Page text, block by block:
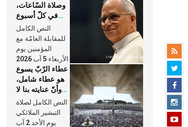
وصلاة السّاعات،
في كلّ أسبوع
وكلّ يوم، هما
النَّفَس في حياة
الكنيسة
النص الكامل
للمقابلة العامّة مع
المؤمنين يوم
الأربعاء 5 آب 2026
عطاء الرّبّ يسوع
هو عطاء شامل،
وأنّ عنايته بنا لا
تغيب عنّا أبدًا
النص الكامل لصلاة
التبشير الملائكي
يوم الأحد 2 آب